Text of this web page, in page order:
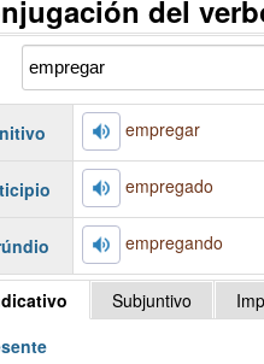
del
empregar
empregado
empregando
Subjuntivo